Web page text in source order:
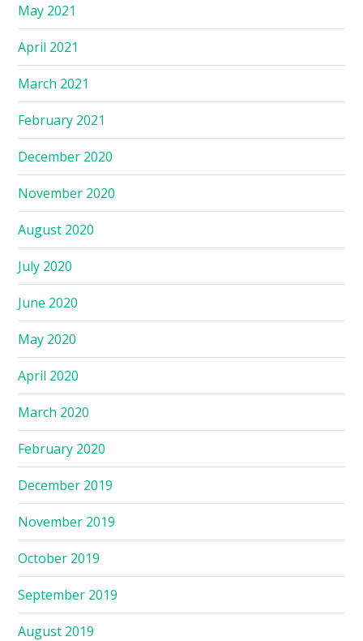
May 2021
April 2021
March 2021
February 2021
December 2020
November 2020
August 2020
July 2020
June 2020
May 2020
April 2020
March 2020
February 2020
December 2019
November 2019
October 2019
September 2019
August 2019